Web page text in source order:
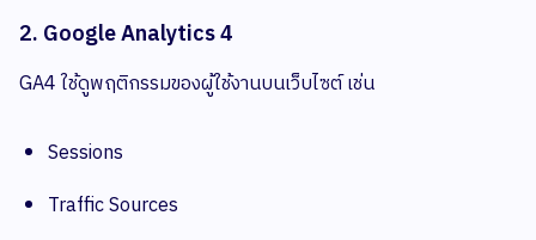
2. Google Analytics 4
GA4 ใช้ดูพฤติกรรมของผู้ใช้งานบนเว็บไซต์ เช่น
Sessions
Traffic Sources